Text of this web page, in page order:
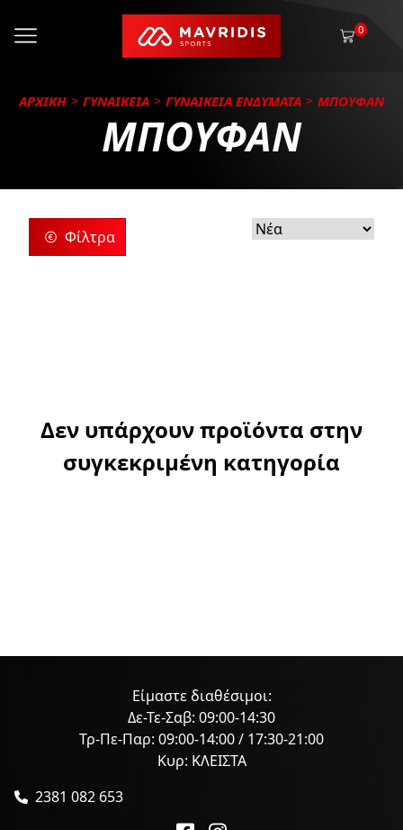
0
ΑΡΧΙΚΗ ΓΥΝΑΙΚΕΙΑ ΓΥΝΑΙΚΕΙΑ ΕΝΔΥΜΑΤΑ ΜΠΟΥΦΑΝ
ΜΠΟΥΦΑΝ
Φίλτρα
Δεν υπάρχουν προϊόντα στην
συγκεκριμένη κατηγορία
Είμαστε διαθέσιμοι:
Δε-Τε-Σαβ: 09:00-14:30
Τρ-Πε-Παρ: 09:00-14:00 / 17:30-21:00
Κυρ: ΚΛΕΙΣΤΑ
2381 082 653